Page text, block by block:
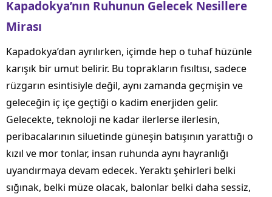
Kapadokya’nın Ruhunun Gelecek Nesillere
Mirası
Kapadokya’dan ayrılırken, içimde hep o tuhaf hüzünle
karışık bir umut belirir. Bu toprakların fısıltısı, sadece
rüzgarın esintisiyle değil, aynı zamanda geçmişin ve
geleceğin iç içe geçtiği o kadim enerjiden gelir.
Gelecekte, teknoloji ne kadar ilerlerse ilerlesin,
peribacalarının siluetinde güneşin batışının yarattığı o
kızıl ve mor tonlar, insan ruhunda aynı hayranlığı
uyandırmaya devam edecek. Yeraktı şehirleri belki
sığınak, belki müze olacak, balonlar belki daha sessiz,